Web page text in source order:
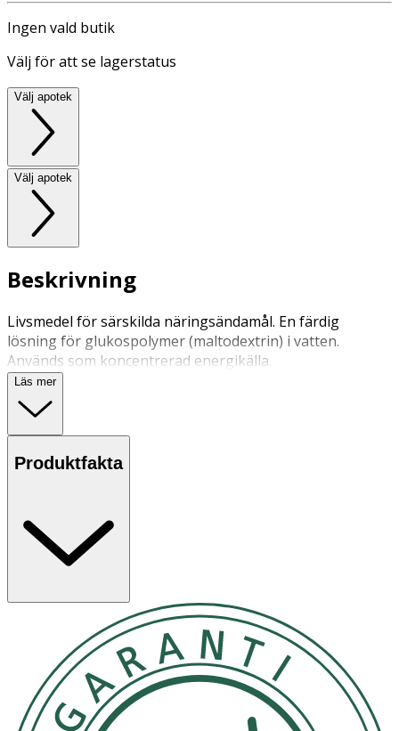
Ingen vald butik
Välj för att se lagerstatus
Välj apotek
Välj apotek
Beskrivning
Livsmedel för särskilda näringsändamål. En färdig
lösning för glukospolymer (maltodextrin) i vatten.
Används som koncentrerad energikälla.
Läs mer
Produktfakta